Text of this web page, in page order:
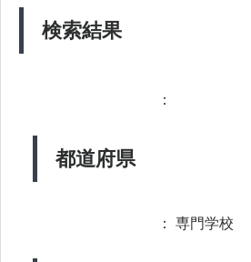
検索結果
都道府県
：
： 専門学校